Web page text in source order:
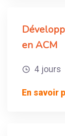
en ACM
4 jours
En savoir